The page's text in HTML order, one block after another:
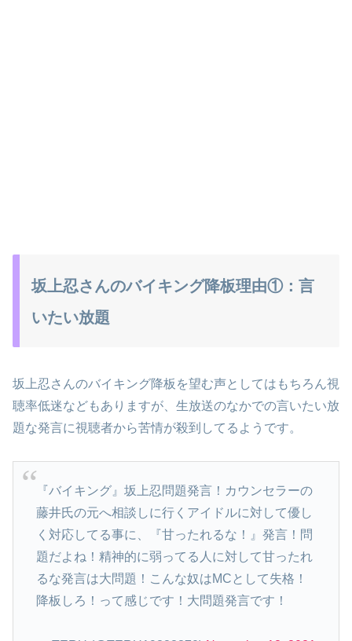
坂上忍さんのバイキング降板理由①：言
いたい放題
坂上忍さんのバイキング降板を望む声としてはもちろん視
聴率低迷などもありますが、生放送のなかでの言いたい放
題な発言に視聴者から苦情が殺到してるようです。
『バイキング』坂上忍問題発言！カウンセラーの
藤井氏の元へ相談しに行くアイドルに対して優し
く対応してる事に、『甘ったれるな！』発言！問
題だよね！精神的に弱ってる人に対して甘ったれ
るな発言は大問題！こんな奴はMCとして失格！
降板しろ！って感じです！大問題発言です！